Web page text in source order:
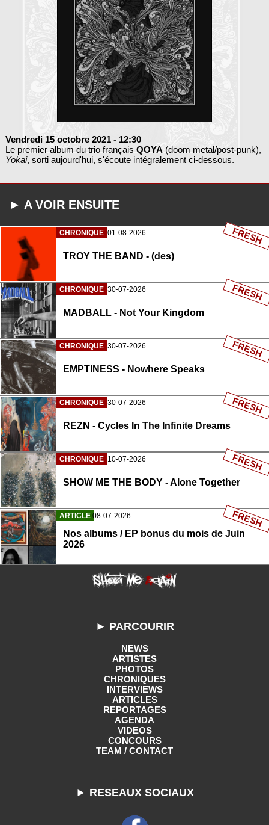
Vendredi 15 octobre 2021 - 12:30
Le premier album du trio français QOYA (doom metal/post-punk),
Yokai, sorti aujourd'hui, s'écoute intégralement ci-dessous.
► A VOIR ENSUITE
CHRONIQUE 01-08-2026
TROY THE BAND - (des)
FRESH
CHRONIQUE 30-07-2026
MADBALL - Not Your Kingdom
FRESH
CHRONIQUE 30-07-2026
EMPTINESS - Nowhere Speaks
FRESH
CHRONIQUE 30-07-2026
REZN - Cycles In The Infinite Dreams
FRESH
CHRONIQUE 10-07-2026
SHOW ME THE BODY - Alone Together
FRESH
ARTICLE 08-07-2026
Nos albums / EP bonus du mois de Juin
2026
FRESH
► PARCOURIR
NEWS
ARTISTES
PHOTOS
CHRONIQUES
INTERVIEWS
ARTICLES
REPORTAGES
AGENDA
VIDEOS
CONCOURS
TEAM / CONTACT
► RESEAUX SOCIAUX